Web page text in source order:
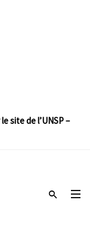
site de l’UNSP –